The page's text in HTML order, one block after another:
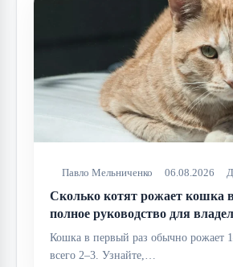
Павло Мельниченко 06.08.2026
Сколько котят рожает кошка
полное руководство для
Кошка в первый раз обычно рожает
всего 2–3. Узнайте,…